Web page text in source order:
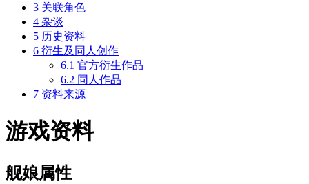
3 关联角色
4 杂谈
5 历史资料
6 衍生及同人创作
6.1 官方衍生作品
6.2 同人作品
7 资料来源
游戏资料
舰娘属性